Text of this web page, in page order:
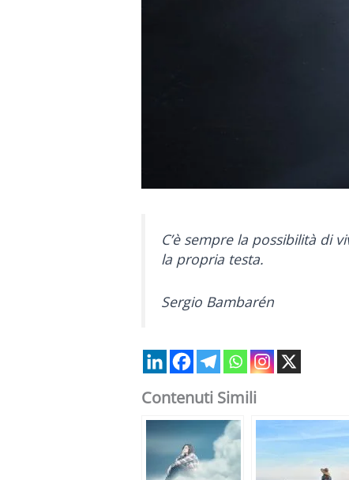
C’è sempre la possibilità di
la propria testa.
Sergio Bambarén
Contenuti Simili